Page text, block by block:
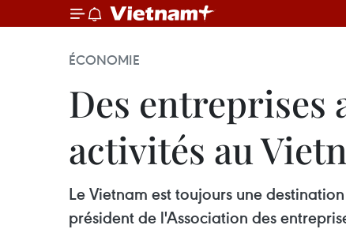
ÉCONOMIE
Des entreprises
activités au
Le Vietnam est toujours une
président de l'Association des